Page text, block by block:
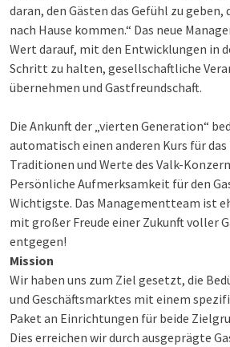
daran, den Gästen das Gefühl zu geben,
nach Hause kommen.“ Das neue
Wert darauf, mit den Entwicklungen in
Schritt zu halten, gesellschaftliche
übernehmen und Gastfreundschaft.
Die Ankunft der „vierten Generation“
automatisch einen anderen Kurs für
Traditionen und Werte des Valk-
Persönliche Aufmerksamkeit für den
Wichtigste. Das Managementteam ist
mit großer Freude einer Zukunft voller
entgegen!
Mission
Wir haben uns zum Ziel gesetzt, die
und Geschäftsmarktes mit einem
Paket an Einrichtungen für beide
Dies erreichen wir durch ausgeprägte